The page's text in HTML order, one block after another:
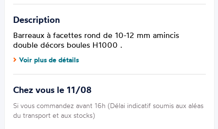
Description
Barreaux à facettes rond de 10-12 mm amincis
double décors boules H1000 .
Voir plus de détails
Chez vous le 11/08
Si vous commandez avant 16h (Délai indicatif soumis aux aléas
du transport et aux stocks)